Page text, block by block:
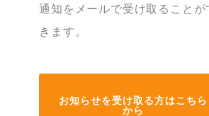
通知をメールで受け取ることが
きます。
お知らせを受け取る方はこちら
から